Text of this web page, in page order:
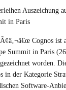
Auszeichung
in Paris
Cognos ist
Summit in Paris
worden.
in der Kategorie
Software-